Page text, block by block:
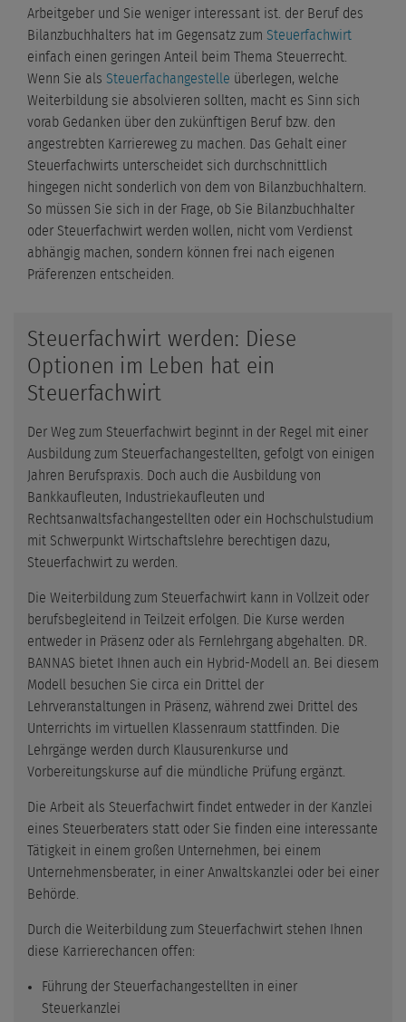
Arbeitgeber und Sie weniger interessant ist. der Beruf des
Bilanzbuchhalters hat im Gegensatz zum Steuerfachwirt
einfach einen geringen Anteil beim Thema Steuerrecht.
Wenn Sie als Steuerfachangestelle überlegen, welche
Weiterbildung sie absolvieren sollten, macht es Sinn sich
vorab Gedanken über den zukünftigen Beruf bzw. den
angestrebten Karriereweg zu machen. Das Gehalt einer
Steuerfachwirts unterscheidet sich durchschnittlich
hingegen nicht sonderlich von dem von Bilanzbuchhaltern.
So müssen Sie sich in der Frage, ob Sie Bilanzbuchhalter
oder Steuerfachwirt werden wollen, nicht vom Verdienst
abhängig machen, sondern können frei nach eigenen
Präferenzen entscheiden.
Steuerfachwirt werden: Diese
Optionen im Leben hat ein
Steuerfachwirt
Der Weg zum Steuerfachwirt beginnt in der Regel mit einer
Ausbildung zum Steuerfachangestellten, gefolgt von einigen
Jahren Berufspraxis. Doch auch die Ausbildung von
Bankkaufleuten, Industriekaufleuten und
Rechtsanwaltsfachangestellten oder ein Hochschulstudium
mit Schwerpunkt Wirtschaftslehre berechtigen dazu,
Steuerfachwirt zu werden.
Die Weiterbildung zum Steuerfachwirt kann in Vollzeit oder
berufsbegleitend in Teilzeit erfolgen. Die Kurse werden
entweder in Präsenz oder als Fernlehrgang abgehalten. DR.
BANNAS bietet Ihnen auch ein Hybrid-Modell an. Bei diesem
Modell besuchen Sie circa ein Drittel der
Lehrveranstaltungen in Präsenz, während zwei Drittel des
Unterrichts im virtuellen Klassenraum stattfinden. Die
Lehrgänge werden durch Klausurenkurse und
Vorbereitungskurse auf die mündliche Prüfung ergänzt.
Die Arbeit als Steuerfachwirt findet entweder in der Kanzlei
eines Steuerberaters statt oder Sie finden eine interessante
Tätigkeit in einem großen Unternehmen, bei einem
Unternehmensberater, in einer Anwaltskanzlei oder bei einer
Behörde.
Durch die Weiterbildung zum Steuerfachwirt stehen Ihnen
diese Karrierechancen offen:
Führung der Steuerfachangestellten in einer
Steuerkanzlei